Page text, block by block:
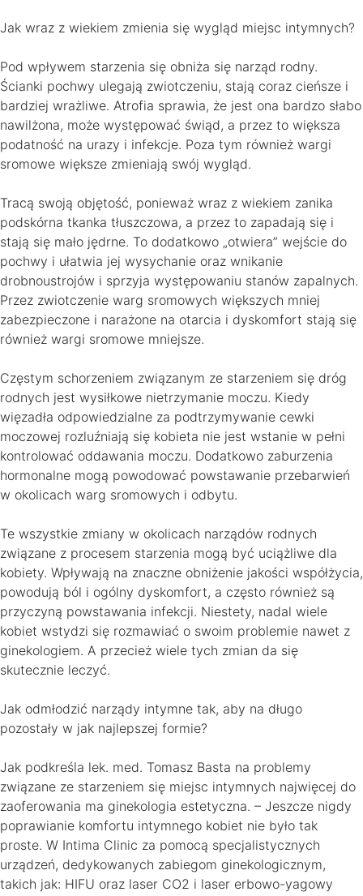
Jak wraz z wiekiem zmienia się wygląd miejsc intymnych?
Pod wpływem starzenia się obniża się narząd rodny.
Ścianki pochwy ulegają zwiotczeniu, stają coraz cieńsze i
bardziej wrażliwe. Atrofia sprawia, że jest ona bardzo słabo
nawilżona, może występować świąd, a przez to większa
podatność na urazy i infekcje. Poza tym również wargi
sromowe większe zmieniają swój wygląd.
Tracą swoją objętość, ponieważ wraz z wiekiem zanika
podskórna tkanka tłuszczowa, a przez to zapadają się i
stają się mało jędrne. To dodatkowo „otwiera” wejście do
pochwy i ułatwia jej wysychanie oraz wnikanie
drobnoustrojów i sprzyja występowaniu stanów zapalnych.
Przez zwiotczenie warg sromowych większych mniej
zabezpieczone i narażone na otarcia i dyskomfort stają się
również wargi sromowe mniejsze.
Częstym schorzeniem związanym ze starzeniem się dróg
rodnych jest wysiłkowe nietrzymanie moczu. Kiedy
więzadła odpowiedzialne za podtrzymywanie cewki
moczowej rozluźniają się kobieta nie jest wstanie w pełni
kontrolować oddawania moczu. Dodatkowo zaburzenia
hormonalne mogą powodować powstawanie przebarwień
w okolicach warg sromowych i odbytu.
Te wszystkie zmiany w okolicach narządów rodnych
związane z procesem starzenia mogą być uciążliwe dla
kobiety. Wpływają na znaczne obniżenie jakości współżycia,
powodują ból i ogólny dyskomfort, a często również są
przyczyną powstawania infekcji. Niestety, nadal wiele
kobiet wstydzi się rozmawiać o swoim problemie nawet z
ginekologiem. A przecież wiele tych zmian da się
skutecznie leczyć.
Jak odmłodzić narządy intymne tak, aby na długo
pozostały w jak najlepszej formie?
Jak podkreśla lek. med. Tomasz Basta na problemy
związane ze starzeniem się miejsc intymnych najwięcej do
zaoferowania ma ginekologia estetyczna. – Jeszcze nigdy
poprawianie komfortu intymnego kobiet nie było tak
proste. W Intima Clinic za pomocą specjalistycznych
urządzeń, dedykowanych zabiegom ginekologicznym,
takich jak: HIFU oraz laser CO2 i laser erbowo-yagowy